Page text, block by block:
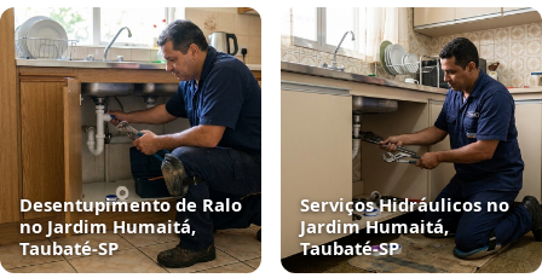
Desentupimento de Ralo
no Jardim Humaitá,
Taubaté‑SP
Serviços Hidráulicos no
Jardim Humaitá,
Taubaté‑SP